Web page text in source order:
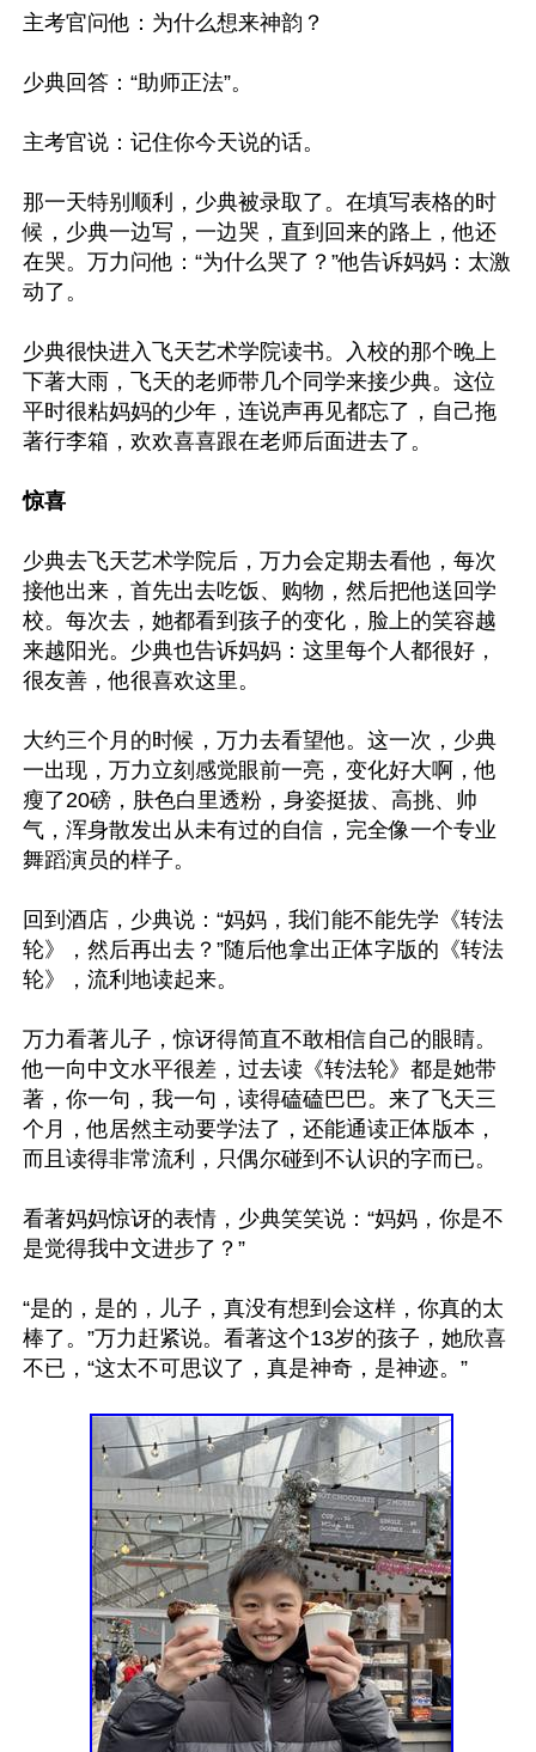
主考官问他：为什么想来神韵？
少典回答：“助师正法”。
主考官说：记住你今天说的话。
那一天特别顺利，少典被录取了。在填写表格的时
候，少典一边写，一边哭，直到回来的路上，他还
在哭。万力问他：“为什么哭了？”他告诉妈妈：太激
动了。
少典很快进入飞天艺术学院读书。入校的那个晚上
下著大雨，飞天的老师带几个同学来接少典。这位
平时很粘妈妈的少年，连说声再见都忘了，自己拖
著行李箱，欢欢喜喜跟在老师后面进去了。
惊喜
少典去飞天艺术学院后，万力会定期去看他，每次
接他出来，首先出去吃饭、购物，然后把他送回学
校。每次去，她都看到孩子的变化，脸上的笑容越
来越阳光。少典也告诉妈妈：这里每个人都很好，
很友善，他很喜欢这里。
大约三个月的时候，万力去看望他。这一次，少典
一出现，万力立刻感觉眼前一亮，变化好大啊，他
瘦了20磅，肤色白里透粉，身姿挺拔、高挑、帅
气，浑身散发出从未有过的自信，完全像一个专业
舞蹈演员的样子。
回到酒店，少典说：“妈妈，我们能不能先学《转法
轮》，然后再出去？”随后他拿出正体字版的《转法
轮》，流利地读起来。
万力看著儿子，惊讶得简直不敢相信自己的眼睛。
他一向中文水平很差，过去读《转法轮》都是她带
著，你一句，我一句，读得磕磕巴巴。来了飞天三
个月，他居然主动要学法了，还能通读正体版本，
而且读得非常流利，只偶尔碰到不认识的字而已。
看著妈妈惊讶的表情，少典笑笑说：“妈妈，你是不
是觉得我中文进步了？”
“是的，是的，儿子，真没有想到会这样，你真的太
棒了。”万力赶紧说。看著这个13岁的孩子，她欣喜
不已，“这太不可思议了，真是神奇，是神迹。”